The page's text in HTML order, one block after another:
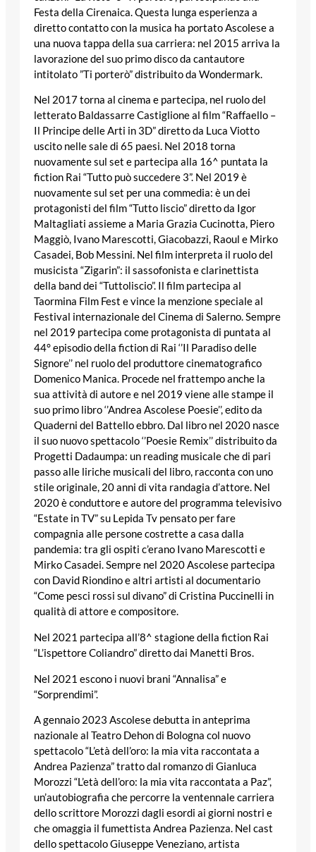
Festa della Cirenaica. Questa lunga esperienza a
diretto contatto con la musica ha portato Ascolese a
una nuova tappa della sua carriera: nel 2015 arriva la
lavorazione del suo primo disco da cantautore
intitolato ”Ti porterò” distribuito da Wondermark.
Nel 2017 torna al cinema e partecipa, nel ruolo del
letterato Baldassarre Castiglione al film “Raffaello –
Il Principe delle Arti in 3D” diretto da Luca Viotto
uscito nelle sale di 65 paesi. Nel 2018 torna
nuovamente sul set e partecipa alla 16^ puntata la
fiction Rai “Tutto può succedere 3”. Nel 2019 è
nuovamente sul set per una commedia: è un dei
protagonisti del film “Tutto liscio” diretto da Igor
Maltagliati assieme a Maria Grazia Cucinotta, Piero
Maggiò, Ivano Marescotti, Giacobazzi, Raoul e Mirko
Casadei, Bob Messini. Nel film interpreta il ruolo del
musicista “Zigarin”: il sassofonista e clarinettista
della band dei “Tuttoliscio”. Il film partecipa al
Taormina Film Fest e vince la menzione speciale al
Festival internazionale del Cinema di Salerno. Sempre
nel 2019 partecipa come protagonista di puntata al
44° episodio della fiction di Rai ‘’Il Paradiso delle
Signore’’ nel ruolo del produttore cinematografico
Domenico Manica. Procede nel frattempo anche la
sua attività di autore e nel 2019 viene alle stampe il
suo primo libro ‘’Andrea Ascolese Poesie’’, edito da
Quaderni del Battello ebbro. Dal libro nel 2020 nasce
il suo nuovo spettacolo ‘’Poesie Remix’’ distribuito da
Progetti Dadaumpa: un reading musicale che di pari
passo alle liriche musicali del libro, racconta con uno
stile originale, 20 anni di vita randagia d’attore. Nel
2020 è conduttore e autore del programma televisivo
“Estate in TV” su Lepida Tv pensato per fare
compagnia alle persone costrette a casa dalla
pandemia: tra gli ospiti c’erano Ivano Marescotti e
Mirko Casadei. Sempre nel 2020 Ascolese partecipa
con David Riondino e altri artisti al documentario
“Come pesci rossi sul divano” di Cristina Puccinelli in
qualità di attore e compositore.
Nel 2021 partecipa all’8^ stagione della fiction Rai
“L’ispettore Coliandro” diretto dai Manetti Bros.
Nel 2021 escono i nuovi brani “Annalisa” e
“Sorprendimi”.
A gennaio 2023 Ascolese debutta in anteprima
nazionale al Teatro Dehon di Bologna col nuovo
spettacolo “L’età dell’oro: la mia vita raccontata a
Andrea Pazienza” tratto dal romanzo di Gianluca
Morozzi “L’età dell’oro: la mia vita raccontata a Paz”,
un’autobiografia che percorre la ventennale carriera
dello scrittore Morozzi dagli esordi ai giorni nostri e
che omaggia il fumettista Andrea Pazienza. Nel cast
dello spettacolo Giuseppe Veneziano, artista